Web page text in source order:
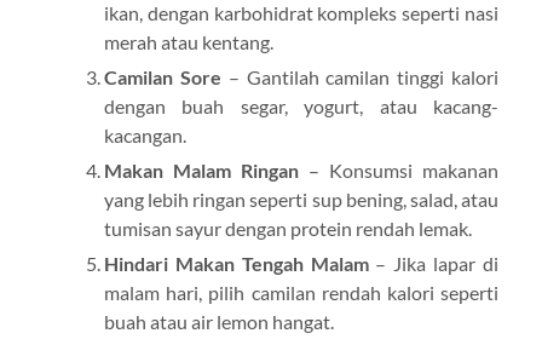
ikan, dengan karbohidrat kompleks seperti nasi
merah atau kentang.
Camilan Sore – Gantilah camilan tinggi kalori
dengan buah segar, yogurt, atau kacang-
kacangan.
Makan Malam Ringan– Konsumsi makanan
yang lebih ringan seperti sup bening, salad, atau
tumisan sayur dengan protein rendah lemak.
Hindari Makan Tengah Malam– Jika lapar di
malam hari, pilih camilan rendah kalori seperti
buah atau air lemon hangat.